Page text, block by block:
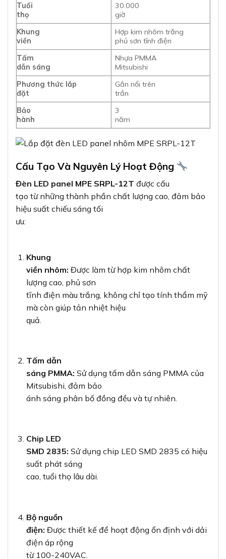
Tuổi
thọ
30.000
giờ
Khung
viền
Hợp kim nhôm trắng
phủ sơn tĩnh điện
Tấm
dẫn sáng
Nhựa PMMA
Mitsubishi
Phương thức lắp
đặt
Gắn nổi trên
trần
Bảo
hành
3
năm
Cấu Tạo Và Nguyên Lý Hoạt Động
Đèn LED panel MPE SRPL-12T được cấu
tạo từ những thành phần chất lượng cao, đảm bảo
hiệu suất chiếu sáng tối
ưu:
Khung
viền nhôm: Được làm từ hợp kim nhôm chất
lượng cao, phủ sơn
tĩnh điện màu trắng, không chỉ tạo tính thẩm mỹ
mà còn giúp tản nhiệt hiệu
quả.
Tấm dẫn
sáng PMMA: Sử dụng tấm dẫn sáng PMMA của
Mitsubishi, đảm bảo
ánh sáng phân bố đồng đều và tự nhiên.
Chip LED
SMD 2835: Sử dụng chip LED SMD 2835 có hiệu
suất phát sáng
cao, tuổi thọ lâu dài.
Bộ nguồn
điện: Được thiết kế để hoạt động ổn định với dải
điện áp rộng
từ 100-240VAC.